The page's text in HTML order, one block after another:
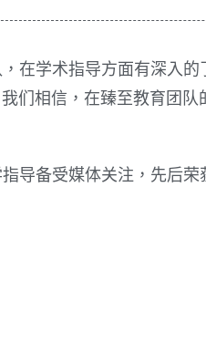
在学术指导方面有深入
们相信，在臻至教育团
导备受媒体关注，先后